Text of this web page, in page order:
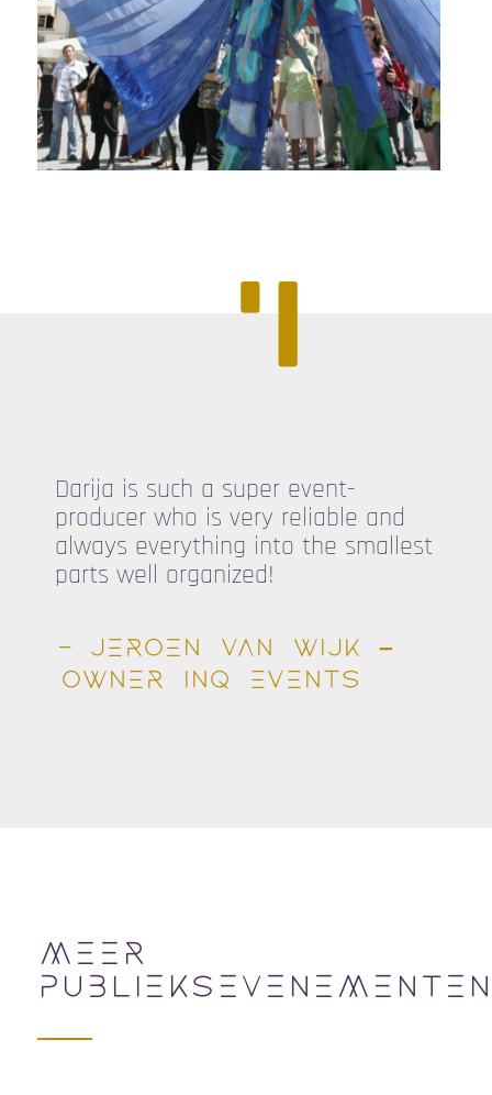
Darija is such a super event-
producer who is very reliable and
always everything into the smallest
parts well organized!
- Jeroen van Wijk –
owner INQ events
MEER
PUBLIEKSEVENEMENTEN